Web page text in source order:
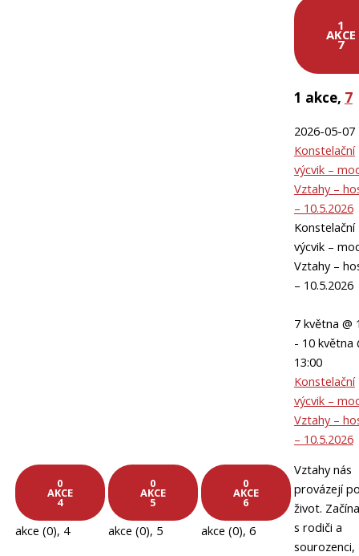
0
AKCE
4
akce (0), 4
0
AKCE
5
akce (0), 5
0
AKCE
6
akce (0), 6
1
AKCE
7
1 akce, 7
2026-05-07
Konstelační
výcvik –
Vztahy –
– 10.5.2026
Konstelační
výcvik –
Vztahy –
– 10.5.2026
7 května @
- 10 května
13:00
Konstelační
výcvik –
Vztahy –
– 10.5.2026
Vztahy nás
provázejí
život.
s rodiči a
sourozenci,